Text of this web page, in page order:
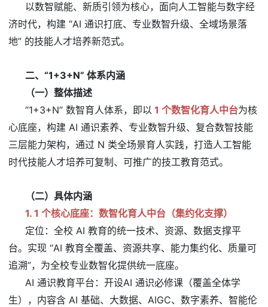
以数智赋能、新质引领为核心，面向人工智能与数字经
济时代，构建 “AI 通识打底、专业数智升级、全域场景落
地” 的技能人才培养新范式。
二、“1+3+N” 体系内涵
（一）整体描述
“1+3+N” 数智育人体系，即以 1 个数智化育人中台为核
心底座，构建 AI 通识素养、专业数智升级、复合数智技能
三层能力架构，通过 N 类全场景育人实践，打造人工智能
时代技能人才培养可复制、可推广的技工教育范式。
（二）具体内涵
1. 1 个核心底座：数智化育人中台（集约化支撑）
定位：全校 AI 教育的统一技术、资源、数据支撑平
台。实现 “AI 教育全覆盖、资源共享、能力集约化、质量可
追溯”，为全校专业数智化提供统一底座。
AI 通识教育平台：开设AI 通识必修课（覆盖全体学
生），内容含 AI 基础、大数据、AIGC、数字素养、智能伦